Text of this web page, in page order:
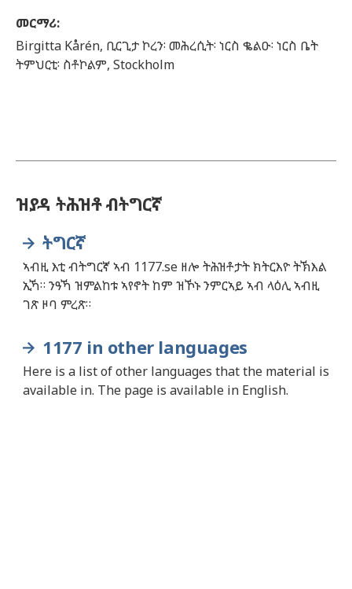
መርማሪ:
Birgitta Kårén, ቢርጊታ ኮረን፡ መሕረሲት፡ ነርስ ቈልዑ፡ ነርስ ቤት
ትምህርቲ፡ ስቶኮልም, Stockholm
ዝያዳ ትሕዝቶ ብትግርኛ
ትግርኛ
ኣብዚ እቲ ብትግርኛ ኣብ 1177.se ዘሎ ትሕዝቶታት ክትርእዮ ትኽእል
ኢኻ። ንዓኻ ዝምልከቱ ኣየኖት ከም ዝኾኑ ንምርኣይ ኣብ ላዕሊ ኣብዚ
ገጽ ዞባ ምረጽ።
1177 in other languages
Here is a list of other languages that the material is
available in. The page is available in English.